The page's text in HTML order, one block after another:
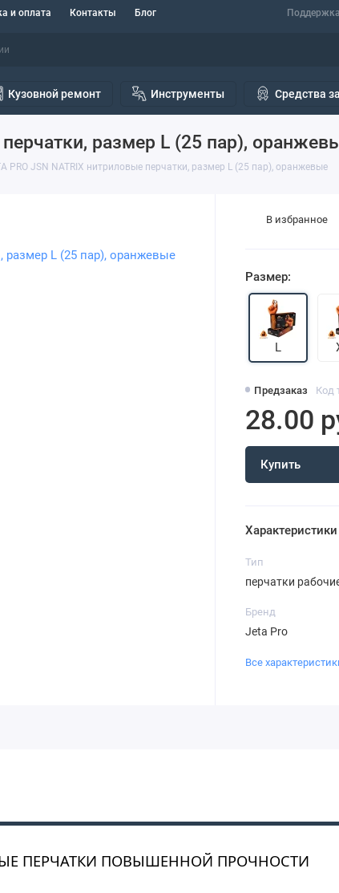
и оплата Контакты Блог Поддержка
Кузовной ремонт Инструменты Средства
размер L (25 пар),
PRO JSN NATRIX нитриловые перчатки, размер L (25 пар), оранжевые
Предзаказ Код
28.00
Купить
В избранное
Размер:
L
Характеристики
Тип
перчатки
Бренд
Jeta Pro
Все
ПЕРЧАТКИ ПОВЫШЕННОЙ ПРОЧНОСТИ